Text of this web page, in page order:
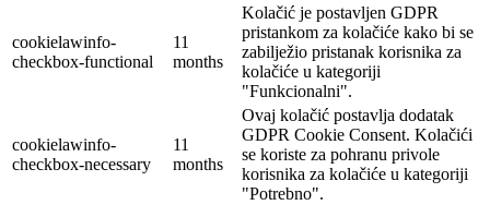
cookielawinfo-
checkbox-functional
11
months
Kolačić je postavljen GDPR
pristankom za kolačiće kako bi se
zabilježio pristanak korisnika za
kolačiće u kategoriji
"Funkcionalni".
cookielawinfo-
checkbox-necessary
11
months
Ovaj kolačić postavlja dodatak
GDPR Cookie Consent. Kolačići
se koriste za pohranu privole
korisnika za kolačiće u kategoriji
"Potrebno".